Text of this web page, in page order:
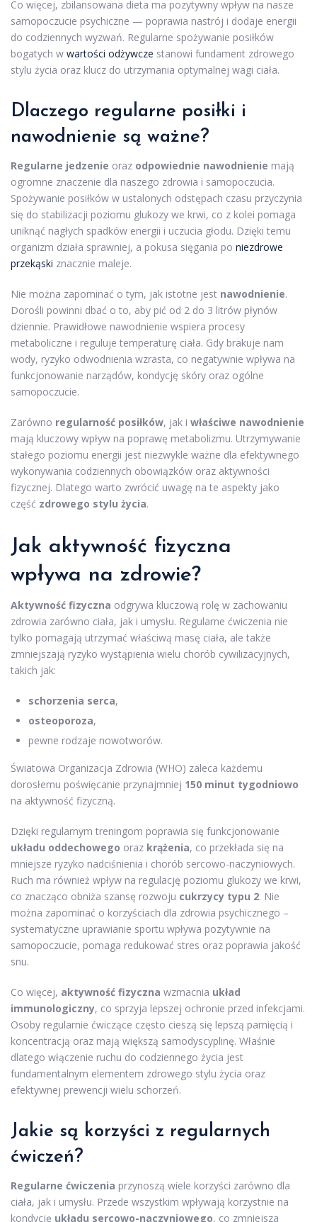
Co więcej, zbilansowana dieta ma pozytywny wpływ na nasze
samopoczucie psychiczne — poprawia nastrój i dodaje energii
do codziennych wyzwań. Regularne spożywanie posiłków
bogatych w wartości odżywcze stanowi fundament zdrowego
stylu życia oraz klucz do utrzymania optymalnej wagi ciała.
Dlaczego regularne posiłki i
nawodnienie są ważne?
Regularne jedzenie oraz odpowiednie nawodnienie mają
ogromne znaczenie dla naszego zdrowia i samopoczucia.
Spożywanie posiłków w ustalonych odstępach czasu przyczynia
się do stabilizacji poziomu glukozy we krwi, co z kolei pomaga
uniknąć nagłych spadków energii i uczucia głodu. Dzięki temu
organizm działa sprawniej, a pokusa sięgania po niezdrowe
przekąski znacznie maleje.
Nie można zapominać o tym, jak istotne jest nawodnienie.
Dorośli powinni dbać o to, aby pić od 2 do 3 litrów płynów
dziennie. Prawidłowe nawodnienie wspiera procesy
metaboliczne i reguluje temperaturę ciała. Gdy brakuje nam
wody, ryzyko odwodnienia wzrasta, co negatywnie wpływa na
funkcjonowanie narządów, kondycję skóry oraz ogólne
samopoczucie.
Zarówno regularność posiłków, jak i właściwe nawodnienie
mają kluczowy wpływ na poprawę metabolizmu. Utrzymywanie
stałego poziomu energii jest niezwykle ważne dla efektywnego
wykonywania codziennych obowiązków oraz aktywności
fizycznej. Dlatego warto zwrócić uwagę na te aspekty jako
część zdrowego stylu życia.
Jak aktywność fizyczna
wpływa na zdrowie?
Aktywność fizyczna odgrywa kluczową rolę w zachowaniu
zdrowia zarówno ciała, jak i umysłu. Regularne ćwiczenia nie
tylko pomagają utrzymać właściwą masę ciała, ale także
zmniejszają ryzyko wystąpienia wielu chorób cywilizacyjnych,
takich jak:
schorzenia serca,
osteoporoza,
pewne rodzaje nowotworów.
Światowa Organizacja Zdrowia (WHO) zaleca każdemu
dorosłemu poświęcanie przynajmniej 150 minut tygodniowo
na aktywność fizyczną.
Dzięki regularnym treningom poprawia się funkcjonowanie
układu oddechowego oraz krążenia, co przekłada się na
mniejsze ryzyko nadciśnienia i chorób sercowo-naczyniowych.
Ruch ma również wpływ na regulację poziomu glukozy we krwi,
co znacząco obniża szansę rozwoju cukrzycy typu 2. Nie
można zapominać o korzyściach dla zdrowia psychicznego –
systematyczne uprawianie sportu wpływa pozytywnie na
samopoczucie, pomaga redukować stres oraz poprawia jakość
snu.
Co więcej, aktywność fizyczna wzmacnia układ
immunologiczny, co sprzyja lepszej ochronie przed infekcjami.
Osoby regularnie ćwiczące często cieszą się lepszą pamięcią i
koncentracją oraz mają większą samodyscyplinę. Właśnie
dlatego włączenie ruchu do codziennego życia jest
fundamentalnym elementem zdrowego stylu życia oraz
efektywnej prewencji wielu schorzeń.
Jakie są korzyści z regularnych
ćwiczeń?
Regularne ćwiczenia przynoszą wiele korzyści zarówno dla
ciała, jak i umysłu. Przede wszystkim wpływają korzystnie na
kondycję układu sercowo-naczyniowego, co zmniejsza